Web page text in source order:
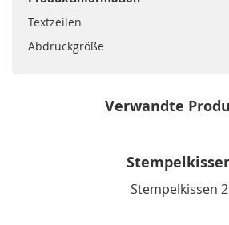
Textzeilen
Abdruckgröße
Verwandte
Stempelkissen 2